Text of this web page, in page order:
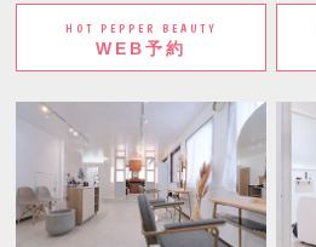
HOT PEPPER BEAUTY
WEB予約